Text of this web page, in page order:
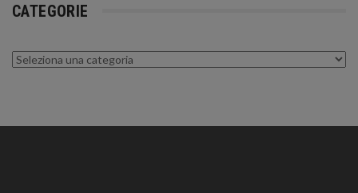
CATEGORIE
Categorie